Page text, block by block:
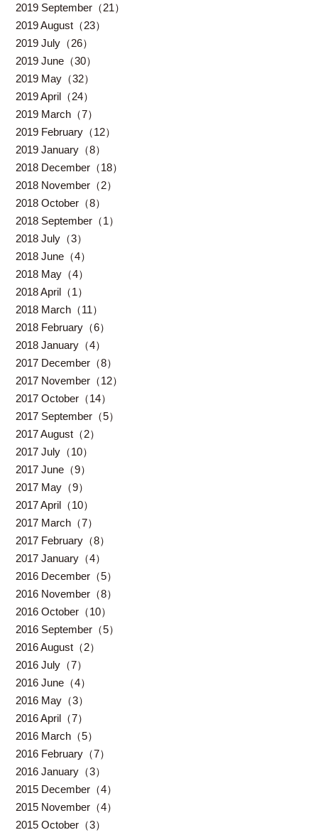
2019 September（21）
2019 August（23）
2019 July（26）
2019 June（30）
2019 May（32）
2019 April（24）
2019 March（7）
2019 February（12）
2019 January（8）
2018 December（18）
2018 November（2）
2018 October（8）
2018 September（1）
2018 July（3）
2018 June（4）
2018 May（4）
2018 April（1）
2018 March（11）
2018 February（6）
2018 January（4）
2017 December（8）
2017 November（12）
2017 October（14）
2017 September（5）
2017 August（2）
2017 July（10）
2017 June（9）
2017 May（9）
2017 April（10）
2017 March（7）
2017 February（8）
2017 January（4）
2016 December（5）
2016 November（8）
2016 October（10）
2016 September（5）
2016 August（2）
2016 July（7）
2016 June（4）
2016 May（3）
2016 April（7）
2016 March（5）
2016 February（7）
2016 January（3）
2015 December（4）
2015 November（4）
2015 October（3）